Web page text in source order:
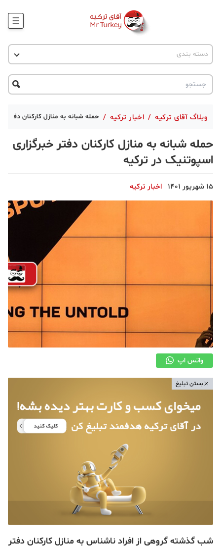
وبلاگ
جاذبه گردشگری
دسته بندی
اخبار ترکیه
پروژه ها
تحصیل در ترکیه
ترکیه گردی
حقوقی
وبلاگ آقای ترکیه / اخبار ترکیه / حمله شبانه به منازل کارکنان دفتر
حمله شبانه به منازل کارکنان دفتر خبرگزاری
اسپوتنیک در ترکیه
15 شهریور 1401 اخبار ترکیه
واتس اپ
بستن تبلیغ
شب گذشته گروهی از افراد ناشناس به منازل کارکنان دفتر